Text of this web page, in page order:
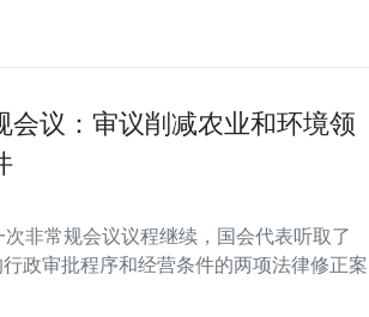
会议：审议削减农业和环境领
非常规会议议程继续，国会代表听取了
政审批程序和经营条件的两项法律修正案